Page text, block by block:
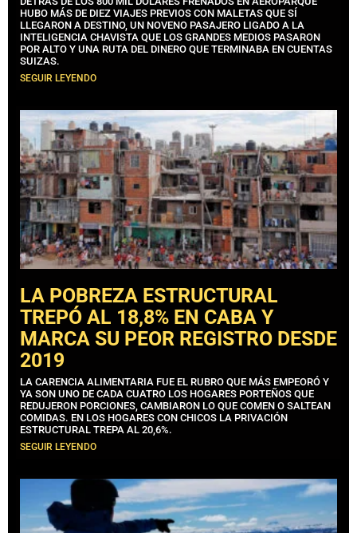
HUBO MÁS DE DIEZ VIAJES PREVIOS CON MALETAS QUE SÍ
LLEGARON A DESTINO, UN NOVENO PASAJERO LIGADO A LA
INTELIGENCIA CHAVISTA QUE LOS GRANDES MEDIOS PASARON
POR ALTO Y UNA RUTA DEL DINERO QUE TERMINABA EN CUENTAS
SUIZAS.
SEGUIR LEYENDO
LA POBREZA ESTRUCTURAL
TREPÓ AL 18,8% EN CABA Y
MARCA SU PEOR REGISTRO DESDE
2019
LA CARENCIA ALIMENTARIA FUE EL RUBRO QUE MÁS EMPEORÓ Y
YA SON UNO DE CADA CUATRO LOS HOGARES PORTEÑOS QUE
REDUJERON PORCIONES, CAMBIARON LO QUE COMEN O SALTEAN
COMIDAS. EN LOS HOGARES CON CHICOS LA PRIVACIÓN
ESTRUCTURAL TREPA AL 20,6%.
SEGUIR LEYENDO